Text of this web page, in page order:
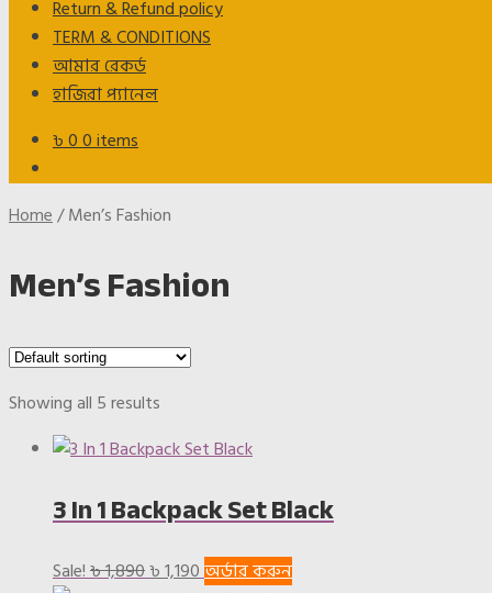
Return & Refund policy
TERM & CONDITIONS
আমার রেকর্ড
হাজিরা প্যানেল
৳00 items
Home/Men’s Fashion
Men’s Fashion
Showing all 5 results
3 In 1 Backpack Set Black
Sale!৳1,890Original
৳1,190Current
অর্ডার করুন